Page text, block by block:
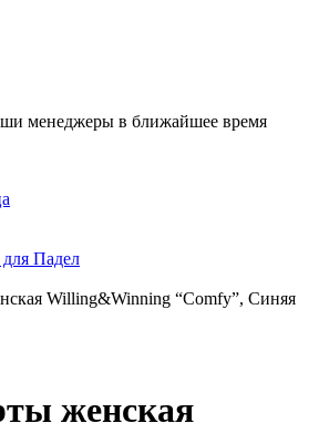
менеджеры в ближайшее время
Падел
Willing&Winning “Comfy”, Синяя
женская